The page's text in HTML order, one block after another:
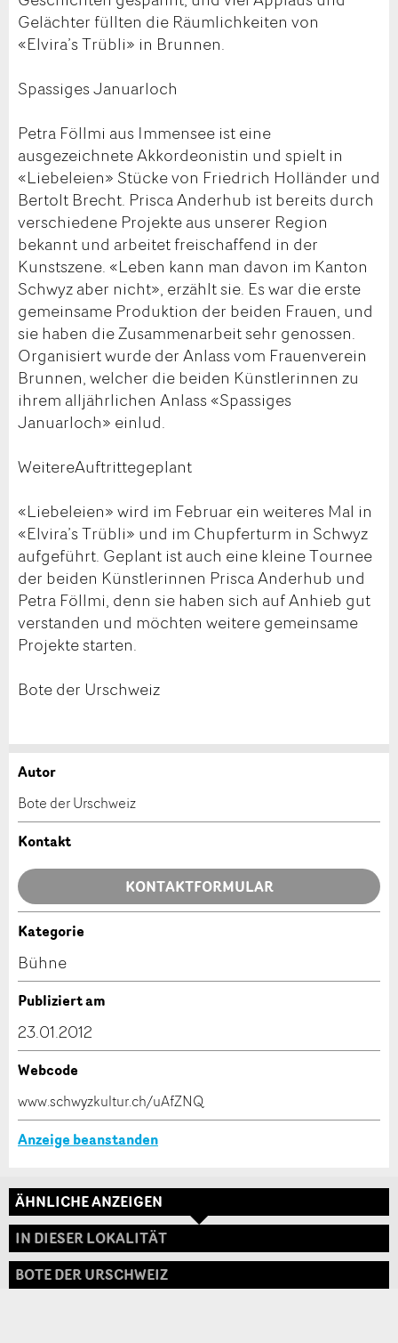
Gelächter füllten die Räumlichkeiten von
«Elvira’s Trübli» in Brunnen.
Spassiges Januarloch
Petra Föllmi aus Immensee ist eine
ausgezeichnete Akkordeonistin und spielt in
«Liebeleien» Stücke von Friedrich Holländer und
Bertolt Brecht. Prisca Anderhub ist bereits durch
verschiedene Projekte aus unserer Region
bekannt und arbeitet freischaffend in der
Kunstszene. «Leben kann man davon im Kanton
Schwyz aber nicht», erzählt sie. Es war die erste
gemeinsame Produktion der beiden Frauen, und
sie haben die Zusammenarbeit sehr genossen.
Organisiert wurde der Anlass vom Frauenverein
Brunnen, welcher die beiden Künstlerinnen zu
ihrem alljährlichen Anlass «Spassiges
Januarloch» einlud.
WeitereAuftrittegeplant
«Liebeleien» wird im Februar ein weiteres Mal in
«Elvira’s Trübli» und im Chupferturm in Schwyz
aufgeführt. Geplant ist auch eine kleine Tournee
der beiden Künstlerinnen Prisca Anderhub und
Petra Föllmi, denn sie haben sich auf Anhieb gut
verstanden und möchten weitere gemeinsame
Projekte starten.
Bote der Urschweiz
Anzeige beanstanden
Ihr Feedback wird sehr geschätzt!
Allgemeines Feedback
Anzeige nicht mehr gültig
Anzeige unvollständig
* Eingabe erforderlich
Anzeige weiterempfehlen
Empfehlen Sie diese Anzeige an Freunde weiter.
* Eingabe erforderlich
Autor
Bote der Urschweiz
Kontakt
KONTAKTFORMULAR
Kontakt
Verfassen Sie eine Nachricht für die Kontaktpersonen
Adresse
Kategorie
Bühne
Publiziert am
23.01.2012
Webcode
www.schwyzkultur.ch/uAfZNQ
Anzeige beanstanden
ÄHNLICHE ANZEIGEN
IN DIESER LOKALITÄT
BOTE DER URSCHWEIZ